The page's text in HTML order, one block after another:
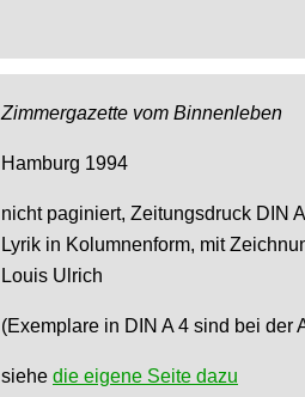
Zimmergazette vom Binnenleben
Hamburg 1994
nicht paginiert, Zeitungsdruck DIN
Lyrik in Kolumnenform, mit
Louis Ulrich
(Exemplare in DIN A 4 sind bei der
siehe die eigene Seite dazu